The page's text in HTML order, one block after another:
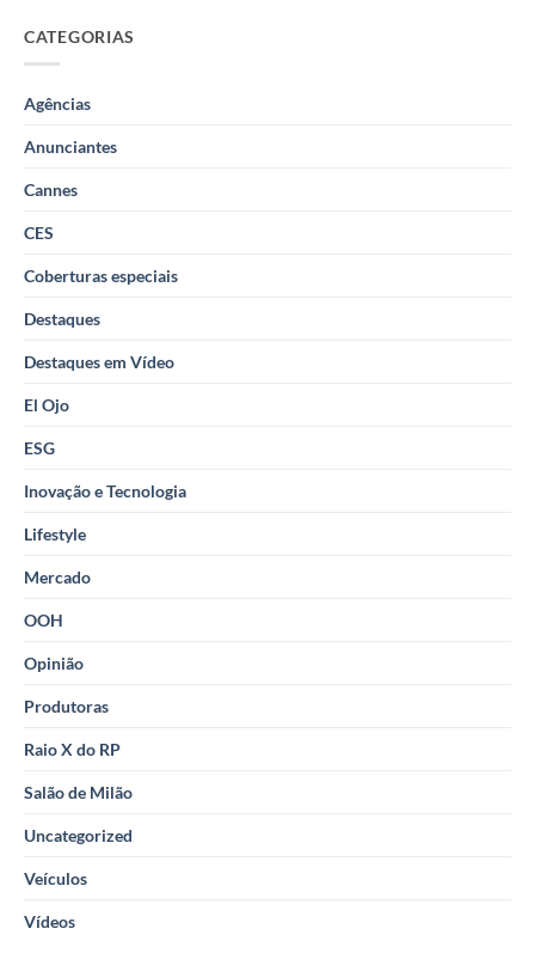
CATEGORIAS
Agências
Anunciantes
Cannes
CES
Coberturas especiais
Destaques
Destaques em Vídeo
El Ojo
ESG
Inovação e Tecnologia
Lifestyle
Mercado
OOH
Opinião
Produtoras
Raio X do RP
Salão de Milão
Uncategorized
Veículos
Vídeos